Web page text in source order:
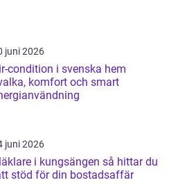
juni 2026
condition i svenska hem
komfort och smart
juni 2026
i kungsängen så hittar du
stöd för din bostadsaffär